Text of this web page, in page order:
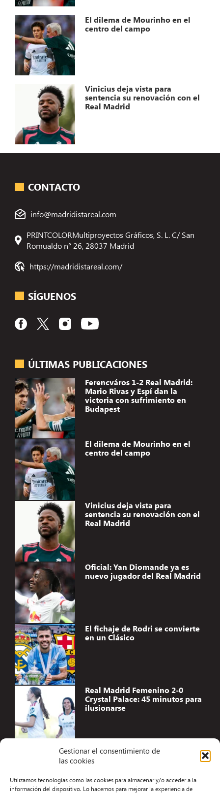
Gestionar el consentimiento de
las cookies
Utilizamos tecnologías como las cookies para almacenar y/o acceder a la
información del dispositivo. Lo hacemos para mejorar la experiencia de
El dilema de Mourinho en el
centro del campo
Vinicius deja vista para
sentencia su renovación con el
Real Madrid
ÚLTIMAS PUBLICACIONES
Ferencváros 1-2 Real Madrid:
Mario Rivas y Espí dan la
victoria con sufrimiento en
Budapest
El dilema de Mourinho en el
centro del campo
Vinicius deja vista para
sentencia su renovación con el
Real Madrid
Oficial: Yan Diomande ya es
nuevo jugador del Real Madrid
El fichaje de Rodri se convierte
en un Clásico
Real Madrid Femenino 2-0
Crystal Palace: 45 minutos para
ilusionarse
CONTACTO
info@madridistareal.com
PRINTCOLORMultiproyectos Gráficos, S. L. C/ San
Romualdo n° 26, 28037 Madrid
https://madridistareal.com/
SÍGUENOS
Aviso Legal